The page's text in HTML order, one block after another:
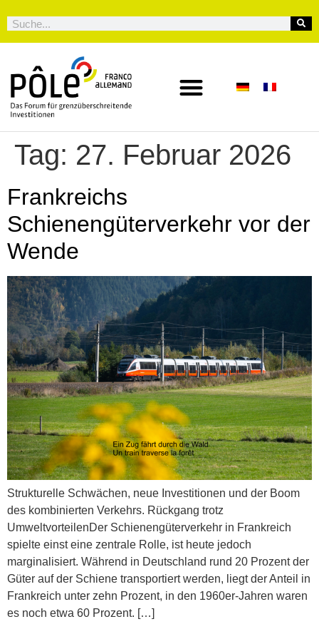
Tag: 27. Februar 2026
Frankreichs
Schienengüterverkehr vor der
Wende
Strukturelle Schwächen, neue Investitionen und der Boom
des kombinierten Verkehrs. Rückgang trotz
UmweltvorteilenDer Schienengüterverkehr in Frankreich
spielte einst eine zentrale Rolle, ist heute jedoch
marginalisiert. Während in Deutschland rund 20 Prozent der
Güter auf der Schiene transportiert werden, liegt der Anteil in
Frankreich unter zehn Prozent, in den 1960er-Jahren waren
es noch etwa 60 Prozent. […]